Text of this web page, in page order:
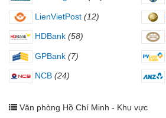
LienVietPost (12)
HDBank (58)
GPBank (7)
NCB (24)
Văn phòng Hồ Chí Minh - Khu vực